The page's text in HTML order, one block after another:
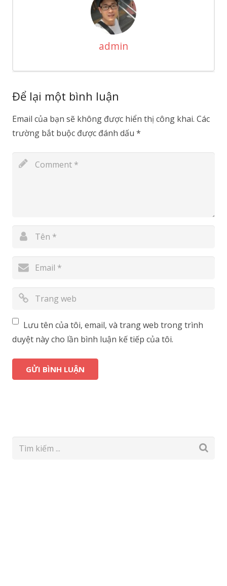
admin
Để lại một bình luận
Email của bạn sẽ không được hiển thị công khai. Các
trường bắt buộc được đánh dấu *
Lưu tên của tôi, email, và trang web trong trình
duyệt này cho lần bình luận kế tiếp của tôi.